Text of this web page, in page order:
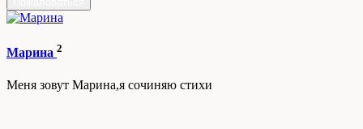
Марина 2
Меня зовут Марина,я сочиняю стихи